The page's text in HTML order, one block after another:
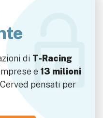
di T-Racing
e 13 milioni
pensati per